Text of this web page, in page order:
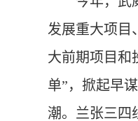
发展重大项目
大前期项目和
单”，掀起早
潮。兰张三四